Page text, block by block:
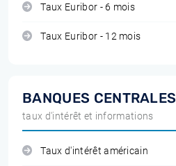
Taux Euribor - 6 mois
Taux Euribor - 12 mois
BANQUES CENTRALES
taux d'intérêt et informations
Taux d'intérêt américain